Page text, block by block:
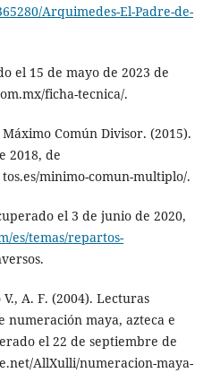
Arquimedes-El-Padre-de-
el 15 de mayo de 2023 de
ficha-tecnica/.
Común Divisor. (2015).
2018, de
minimo-comun-multiplo/.
el 3 de junio de 2020,
es/temas/repartos-
A. F. (2004). Lecturas
numeración maya, azteca e
el 22 de septiembre de
AllXulli/numeracion-maya-